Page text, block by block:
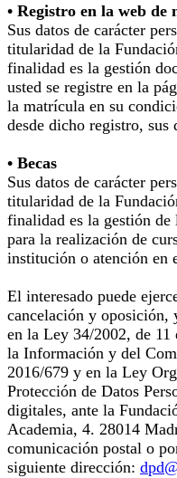
• Registro en la web de
Sus datos de carácter
titularidad de la
finalidad es la gestión
usted se registre en la
la matrícula en su
desde dicho registro, sus
• Becas
Sus datos de carácter
titularidad de la
finalidad es la gestión de
para la realización de
institución o atención en
El interesado puede
cancelación y oposición,
en la Ley 34/2002, de
la Información y del
2016/679 y en la Ley
Protección de Datos
digitales, ante la
Academia, 4. 28014
comunicación postal o
siguiente dirección: